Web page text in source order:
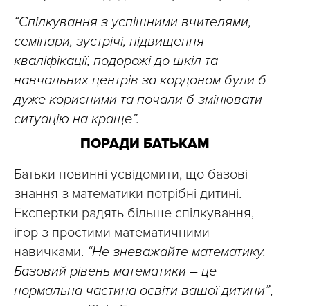
“Спілкування з успішними вчителями,
семінари, зустрічі, підвищення
кваліфікації, подорожі до шкіл та
навчальних центрів за кордоном були б
дуже корисними та почали б змінювати
ситуацію на краще”.
ПОРАДИ БАТЬКАМ
Батьки повинні усвідомити, що базові
знання з математики потрібні дитині.
Експертки радять більше спілкування,
ігор з простими математичними
навичками. “Не зневажайте математику.
Базовий рівень математики – це
нормальна частина освіти вашої дитини”,